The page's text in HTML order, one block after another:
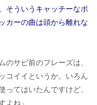
ういうキャッチーなポ
カーの曲は頭から離れな
のサビ前のフレーズは、
コイイというか。いろん
ってはいたんですけど、
よね」